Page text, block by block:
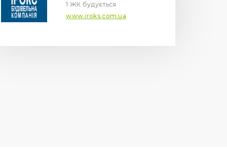
1 ЖК будується
www.iroks.com.ua